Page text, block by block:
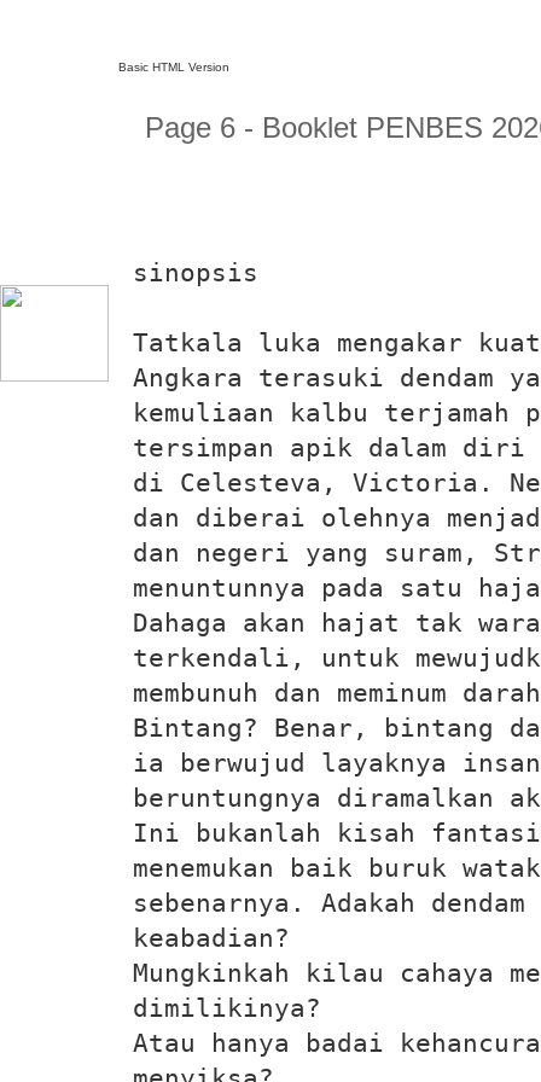
Basic HTML Version
Page 6 - Booklet PENBES
sinopsis
Tatkala luka mengakar
Angkara terasuki dendam
kemuliaan kalbu terjamah
tersimpan apik dalam diri
di Celesteva, Victoria.
dan diberai olehnya
dan negeri yang suram,
menuntunnya pada satu
Dahaga akan hajat tak
terkendali, untuk
membunuh dan meminum
Bintang? Benar, bintang
ia berwujud layaknya
beruntungnya diramalkan
Ini bukanlah kisah
menemukan baik buruk
sebenarnya. Adakah
keabadian?
Mungkinkah kilau cahaya
dimilikinya?
Atau hanya badai